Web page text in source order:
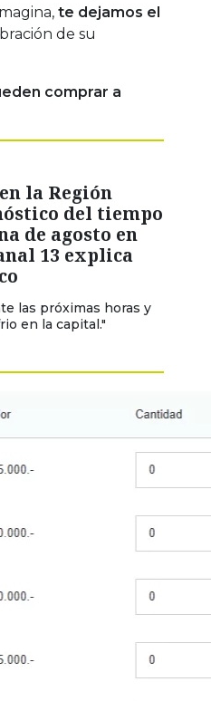
te dejamos el
de su
comprar a
la Región
del tiempo
de agosto en
13 explica
las próximas horas y
en la capital."